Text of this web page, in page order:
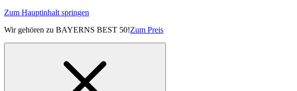
Zum Hauptinhalt springen
Wir gehören zu BAYERNS BEST 50!Zum Preis